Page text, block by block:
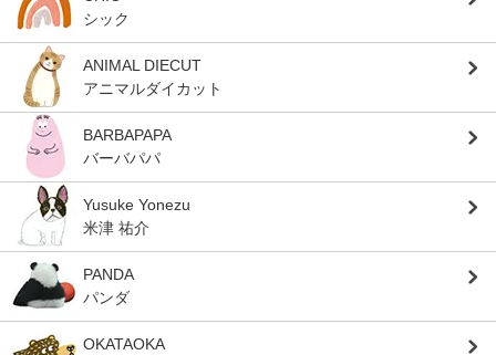
シック
ANIMAL DIECUT
アニマルダイカット
BARBAPAPA
バーバパパ
Yusuke Yonezu
米津 祐介
PANDA
パンダ
OKATAOKA